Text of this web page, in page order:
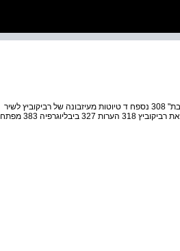
נספח ג מבחר שירים מעיזבונה של דליה רביקוביץ מן "התקופה המעצבת" 308 נספח ד טיוטות מעיזבונה של רביקוביץ לשיר
"לזכרו של אַנְטוּאָן דֶה סֶנְט ‑ אֶקְזוּפֶּרִי" 314 נספח ה פזמונים אחדים מאת רביקוביץ 318 הערות 327 ביבליוגרפיה 383 מפתח